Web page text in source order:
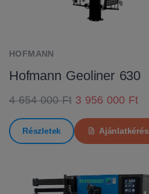
HOFMANN
Hofmann Geoliner 630
4 654 000 Ft 3 956 000 Ft
Részletek Ajánlatkérés